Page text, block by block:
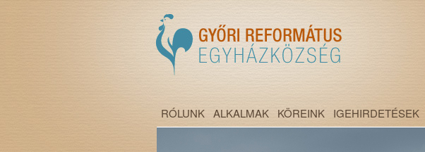
RÓLUNK ALKALMAK KÖREINK IGEHIRDETÉSEK